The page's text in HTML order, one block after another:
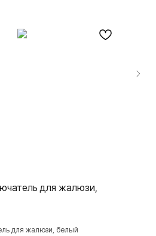
для жалюзи,
для жалюзи, белый
знаний